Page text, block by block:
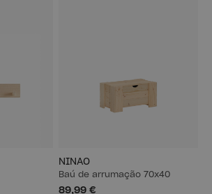
NINAO
Baú de arrumação 70x40
89,99 €